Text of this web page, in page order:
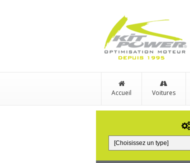
Accueil Voitures